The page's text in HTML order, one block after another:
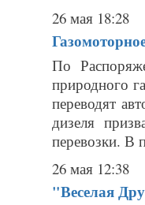
26 мая 18:28
По
природного
переводят
дизеля
перевозки. В
26 мая 12:38
"Веселая